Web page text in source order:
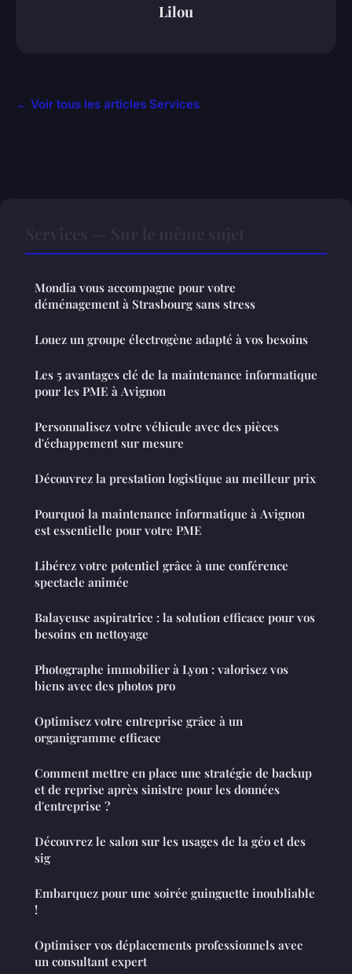
Lilou
← Voir tous les articles Services
Mondia vous accompagne pour votre
déménagement à Strasbourg sans stress
Louez un groupe électrogène adapté à vos besoins
Les 5 avantages clé de la maintenance informatique
pour les PME à Avignon
Personnalisez votre véhicule avec des pièces
d'échappement sur mesure
Découvrez la prestation logistique au meilleur prix
Pourquoi la maintenance informatique à Avignon
est essentielle pour votre PME
Libérez votre potentiel grâce à une conférence
spectacle animée
Balayeuse aspiratrice : la solution efficace pour vos
besoins en nettoyage
Photographe immobilier à Lyon : valorisez vos
biens avec des photos pro
Optimisez votre entreprise grâce à un
organigramme efficace
Comment mettre en place une stratégie de backup
et de reprise après sinistre pour les données
d'entreprise ?
Découvrez le salon sur les usages de la géo et des
sig
Embarquez pour une soirée guinguette inoubliable
!
Optimiser vos déplacements professionnels avec
un consultant expert